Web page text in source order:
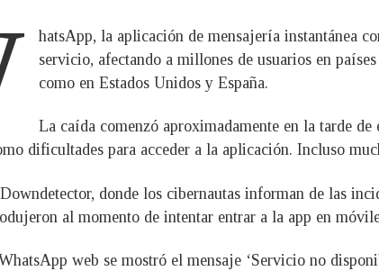
hatsApp, la aplicación de mensajería instantánea
servicio, afectando a millones de usuarios en
como en Estados Unidos y España.
La caída comenzó aproximadamente en la tarde
dificultades para acceder a la aplicación. Incluso
donde los cibernautas informan de las
al momento de intentar entrar a la app en
web se mostró el mensaje ‘Servicio no